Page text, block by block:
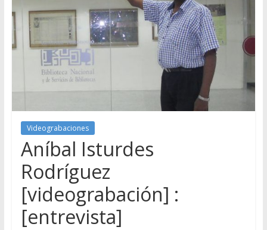
Videograbaciones
Aníbal Isturdes
Rodríguez
[videograbación] :
[entrevista]